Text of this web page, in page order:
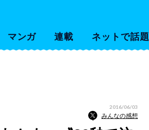
マンガ 連載 ネットで話題
2016/06/03
みんなの感想